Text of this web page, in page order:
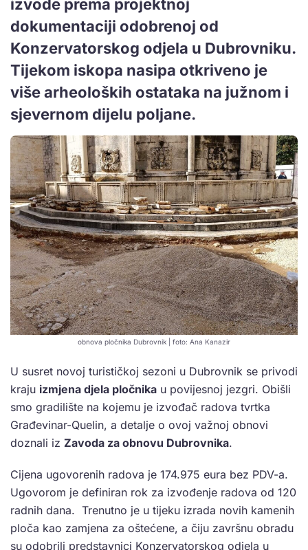
izvode prema projektnoj
dokumentaciji odobrenoj od
Konzervatorskog odjela u Dubrovniku.
Tijekom iskopa nasipa otkriveno je
više arheoloških ostataka na južnom i
sjevernom dijelu poljane.
obnova pločnika Dubrovnik | foto: Ana Kanazir
U susret novoj turističkoj sezoni u Dubrovnik se privodi
kraju izmjena djela pločnika u povijesnoj jezgri. Obišli
smo gradilište na kojemu je izvođač radova tvrtka
Građevinar-Quelin, a detalje o ovoj važnoj obnovi
doznali iz Zavoda za obnovu Dubrovnika.
Cijena ugovorenih radova je 174.975 eura bez PDV-a.
Ugovorom je definiran rok za izvođenje radova od 120
radnih dana. Trenutno je u tijeku izrada novih kamenih
ploča kao zamjena za oštećene, a čiju završnu obradu
su odobrili predstavnici Konzervatorskog odjela u